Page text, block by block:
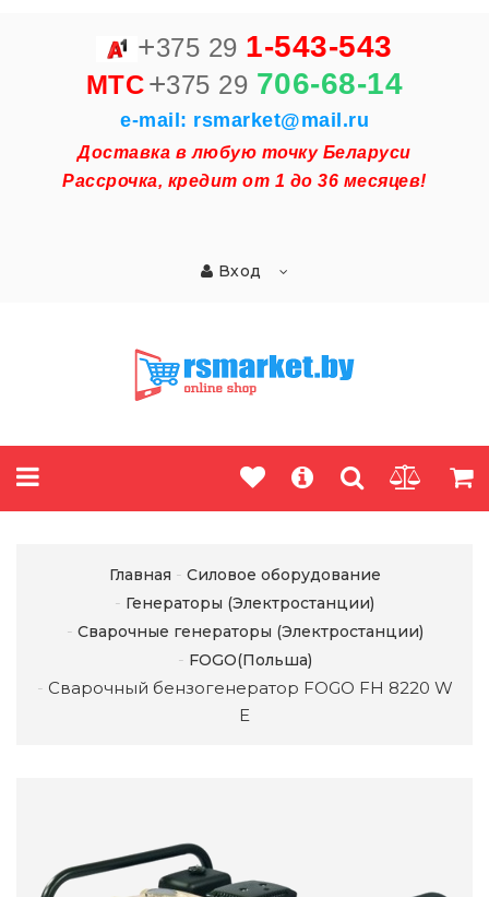
+375 29 1-543-543
MTC+375 29 706-68-14
e-mail: rsmarket@mail.ru
Доставка в любую точку Беларуси
Рассрочка, кредит от 1 до 36 месяцев!
Вход
Главная
Силовое оборудование
Генераторы (Электростанции)
Сварочные генераторы (Электростанции)
FOGO(Польша)
Сварочный бензогенератор FOGO FH 8220 W
Е